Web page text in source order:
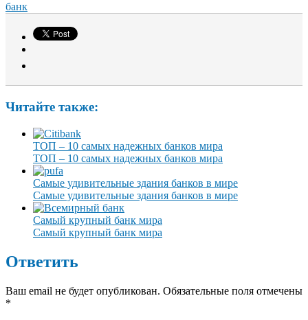
банк
Читайте также:
ТОП – 10 самых надежных банков мира
ТОП – 10 самых надежных банков мира
Самые удивительные здания банков в мире
Самые удивительные здания банков в мире
Самый крупный банк мира
Самый крупный банк мира
Ответить
Ваш email не будет опубликован. Обязательные поля отмечены
*